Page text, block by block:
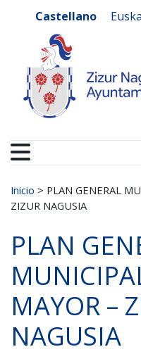
Castellano
Buscar:
Inicio > PLAN GENERAL
ZIZUR NAGUSIA
PLAN
MAYOR –
NAGUSIA